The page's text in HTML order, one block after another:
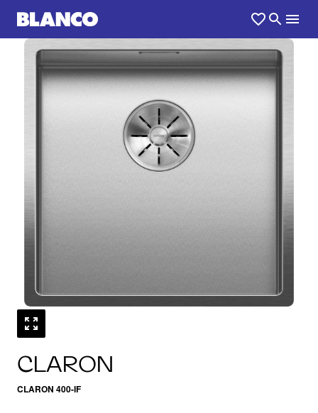
CLARON
CLARON 400-IF
1 / 0